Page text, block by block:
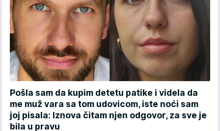
Pošla sam da kupim detetu patike i videla da
me muž vara sa tom udovicom, iste noći sam
joj pisala: Iznova čitam njen odgovor, za sve je
bila u pravu